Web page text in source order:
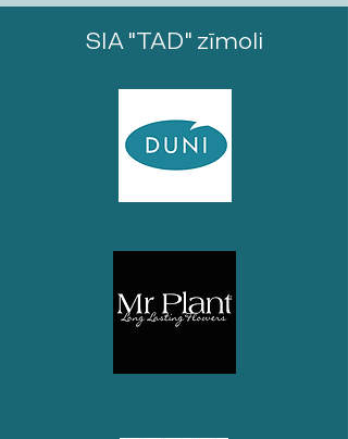
SIA "TAD" zīmoli